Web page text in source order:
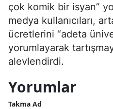
çok komik bir isyan”
medya kullanıcıları,
ücretlerini “adeta
yorumlayarak
alevlendirdi.
Yorumlar
Takma Ad